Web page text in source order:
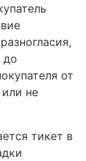
до
от
не
тикет в